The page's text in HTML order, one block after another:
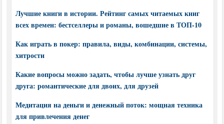
Лучшие книги в истории. Рейтинг самых читаемых книг
всех времен: бестселлеры и романы, вошедшие в ТОП-10
Как играть в покер: правила, виды, комбинации, системы,
хитрости
Какие вопросы можно задать, чтобы лучше узнать друг
друга: романтические для двоих, для друзей
Медитация на деньги и денежный поток: мощная техника
для привлечения денег